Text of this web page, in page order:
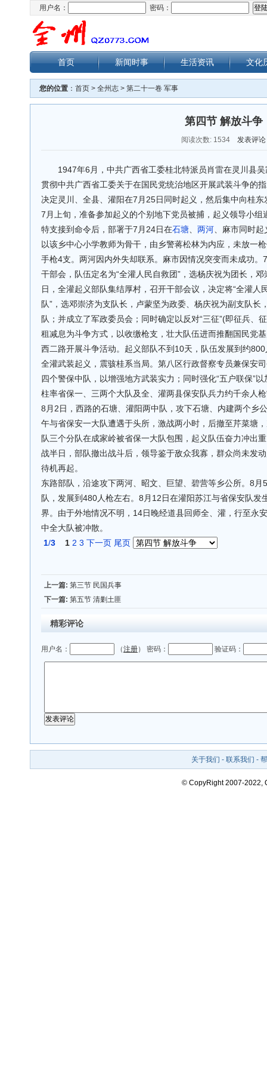
用户名： 密码：
首页 新闻时事 生活资讯 文化
您的位置 ： 首页 > 全州志 > 第二十一卷 军事
第四节 解放斗争
阅读次数: 1534 发表评论
1947年6月，中共广西省工委桂北特派员肖雷在灵川县
贯彻中共广西省工委关于在国民党统治地区开展武装斗争的
决定灵川、全县、灌阳在7月25日同时起义，然后集中向桂东
7月上旬，准备参加起义的个别地下党员被捕，起义领导小
特支接到命令后，部署于7月24日在石塘 两河 、麻市同时
以该乡中心小学教师为骨干，由乡警蒋松林为内应，未放一
手枪4支。两河因内外失却联系。麻市因情况突变而未成功
干部会，队伍定名为“全灌人民自救团”，选杨庆祝为团长，
日，全灌起义部队集结厚村，召开干部会议，决定将“全灌人
队”，选邓崇济为支队长，卢蒙坚为政委、杨庆祝为副支队长
队；并成立了军政委员会；同时确定以反对“三征”(即征兵、
租减息为斗争方式，以收缴枪支，壮大队伍进而推翻国民党
西二路开展斗争活动。起义部队不到10天，队伍发展到约
全灌武装起义，震骇桂系当局。第八区行政督察专员兼保安
四个警保中队，以增强地方武装实力；同时强化“五户联保”
柱率省保一、三两个大队及全、灌两县保安队兵力约千余人枪
8月2日，西路的石塘、灌阳两中队，攻下石塘、内建两个乡
午与省保安一大队遭遇于头所，激战两小时，后撤至芹菜塘
队三个分队在成家岭被省保一大队包围，起义队伍奋力冲出
战半日，部队撤出战斗后，领导鉴于敌众我寡，群众尚未发
待机再起。
东路部队，沿途攻下两河、昭文、巨望、碧营等乡公所。8
队，发展到480人枪左右。8月12日在灌阳苏江与省保安队发
界。由于外地情况不明，14日晚经道县回师全、灌，行至永
中全大队被冲散。
1/3 1 2 3 下一页 尾页
上一篇: 第三节 民国兵事
下一篇: 第五节 清剿土匪
精彩评论
用户名： （注册） 密码： 验证码：
关于我们 - 联系我们 -
© CopyRight 2007-2022,